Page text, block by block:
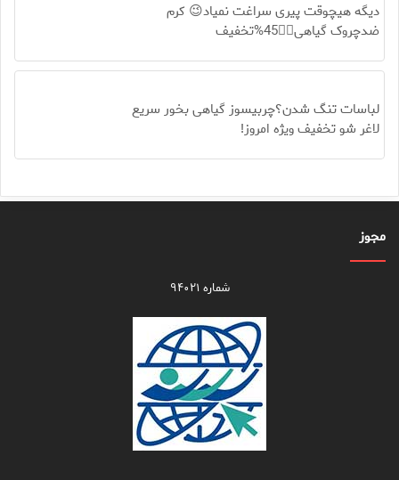
دیگه هیچوقت پیری سراغت نمیاد😉 کرم
ضدچروک گیاهی👈🏻45%تخفیف
لباسات تنگ شدن؟چربیسوز گیاهی بخور سریع
لاغر شو تخفیف ویژه امروز!
مجوز
شماره ۹۴۰۲۱